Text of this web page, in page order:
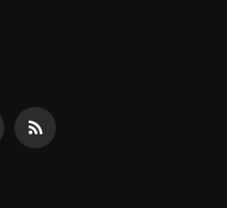
RSS